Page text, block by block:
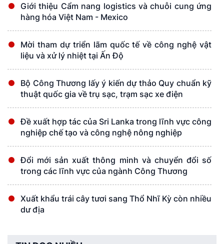
Giới thiệu Cẩm nang logistics và chuỗi cung ứng
hàng hóa Việt Nam - Mexico
Mời tham dự triển lãm quốc tế về công nghệ vật
liệu và xử lý nhiệt tại Ấn Độ
Bộ Công Thương lấy ý kiến dự thảo Quy chuẩn kỹ
thuật quốc gia về trụ sạc, trạm sạc xe điện
Đề xuất hợp tác của Sri Lanka trong lĩnh vực công
nghiệp chế tạo và công nghệ nông nghiệp
Đổi mới sản xuất thông minh và chuyển đổi số
trong các lĩnh vực của ngành Công Thương
Xuất khẩu trái cây tươi sang Thổ Nhĩ Kỳ còn nhiều
dư địa